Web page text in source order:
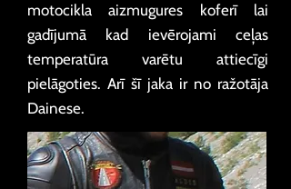
motocikla aizmugures koferī lai
gadījumā kad ievērojami ceļas
temperatūra varētu attiecīgi
pielāgoties. Arī šī jaka ir no ražotāja
Dainese.